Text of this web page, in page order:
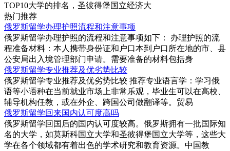
TOP10大学的排名，圣彼得堡国立经济大
热门推荐
俄罗斯留学办理护照流程和注意事项
俄罗斯留学办理护照的流程和注意事项如下‌： 办理护照的流
程‌准备材料‌：本人携带身份证和户口本到户口所在地的市、县
公安局出入境管理部门申请。需要准备的材料包括身
俄罗斯留学专业推荐及优劣势比较
俄罗斯留学专业推荐及优劣势比较 推荐专业‌语言学‌：学习俄
语等小语种在当前就业市场上非常乐观，毕业生可以在高校、
辅导机构任教，或在外企、跨国公司做翻译等。‌贸易
俄罗斯留学回来国内认可度高吗
俄罗斯留学回国后的国内认可度较高‌。俄罗斯拥有一批国际知
名的大学，如莫斯科国立大学和圣彼得堡国立大学等，这些大
学在各个领域都有着出色的学术研究和教育资源。中国教